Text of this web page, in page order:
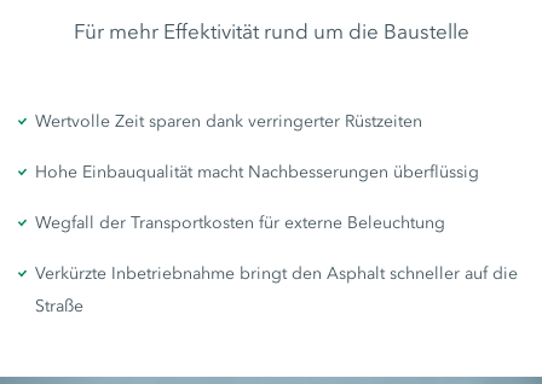
Für mehr Effektivität rund um die Baustelle
Wertvolle Zeit sparen dank verringerter Rüstzeiten
Hohe Einbauqualität macht Nachbesserungen überflüssig
Wegfall der Transportkosten für externe Beleuchtung
Verkürzte Inbetriebnahme bringt den Asphalt schneller auf die
Straße